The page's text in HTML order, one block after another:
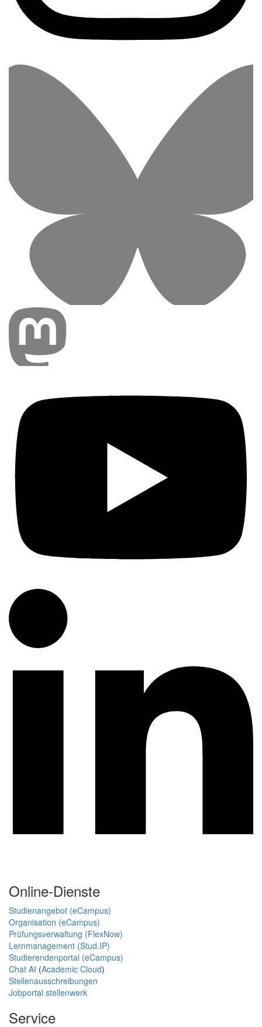
Online-Dienste
Studienangebot (eCampus)
Organisation (eCampus)
Prüfungsverwaltung (FlexNow)
Lernmanagement (Stud.IP)
Studierendenportal (eCampus)
Chat AI (Academic Cloud)
Stellenausschreibungen
Jobportal stellenwerk
Service